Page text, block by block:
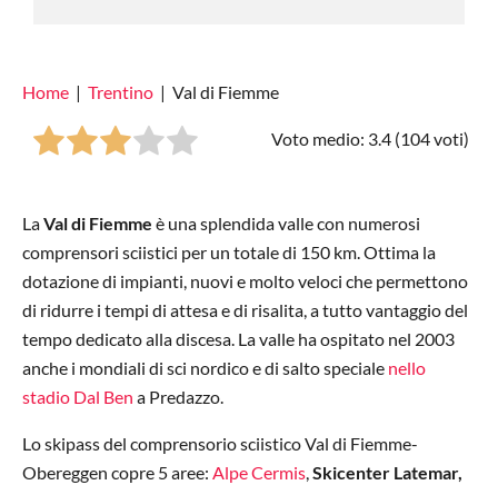
Home Trentino Val di Fiemme
Voto medio: 3.4 (104voti)
LaVal di Fiemme è una splendida valle con numerosi
comprensori sciistici per un totale di 150 km. Ottima la
dotazione di impianti, nuovi e molto veloci che permettono
di ridurre i tempi di attesa e di risalita, a tutto vantaggio del
tempo dedicato alla discesa. La valle ha ospitato nel 2003
anche i mondiali di sci nordico e di salto speciale nello
stadio Dal Ben a Predazzo.
Lo skipass del comprensorio sciistico Val di Fiemme-
Obereggen copre 5 aree: Alpe Cermis,Skicenter Latemar,